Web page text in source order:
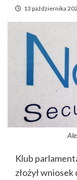
13 października
Klub
złożył